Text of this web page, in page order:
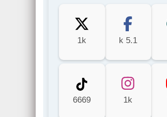
5.1 k
1k
1k
6669